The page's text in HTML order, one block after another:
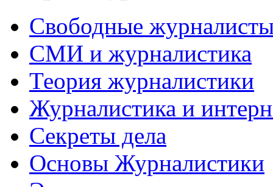
Свободные
СМИ и журналистика
Теория журналистики
Журналистика и
Секреты дела
Основы Журналистики